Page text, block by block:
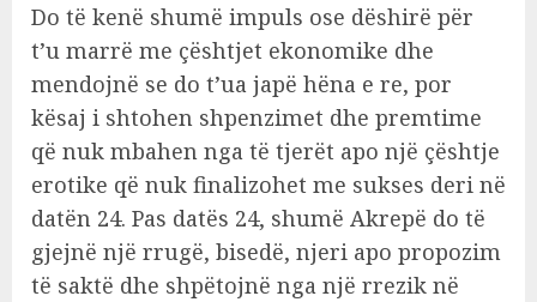
Do të kenë shumë impuls ose dëshirë për
t’u marrë me çështjet ekonomike dhe
mendojnë se do t’ua japë hëna e re, por
kësaj i shtohen shpenzimet dhe premtime
që nuk mbahen nga të tjerët apo një çështje
erotike që nuk finalizohet me sukses deri në
datën 24. Pas datës 24, shumë Akrepë do të
gjejnë një rrugë, bisedë, njeri apo propozim
të saktë dhe shpëtojnë nga një rrezik në